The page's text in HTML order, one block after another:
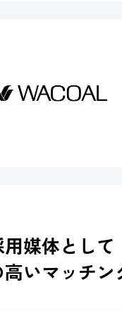
媒体とし
いマッチ